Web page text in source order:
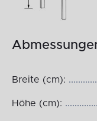
Breite (cm):
Höhe (cm):